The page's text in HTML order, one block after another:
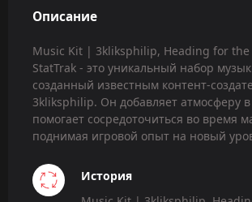
Описание
Music Kit | 3kliksphilip, Heading for the
StatTrak - это уникальный набор
созданный известным контент-
3kliksphilip. Он добавляет атмосферу в
помогает сосредоточиться во время
поднимая игровой опыт на новый
История